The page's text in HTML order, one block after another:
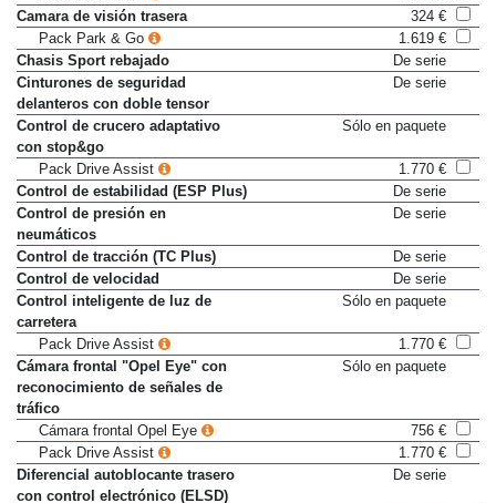
Pack Park & Go
1.619 €
Camara de visión trasera
324 €
Pack Park & Go
1.619 €
Chasis Sport rebajado
De serie
Cinturones de seguridad
delanteros con doble tensor
Control de crucero adaptativo
con stop&go
Pack Drive Assist
1.770 €
Control de estabilidad (ESP Plus)
De serie
Control de presión en
neumáticos
Control de tracción (TC Plus)
De serie
Control de velocidad
De serie
Control inteligente de luz de
carretera
Pack Drive Assist
1.770 €
Cámara frontal "Opel Eye" con
reconocimiento de señales de
tráfico
Cámara frontal Opel Eye
756 €
Pack Drive Assist
1.770 €
Diferencial autoblocante trasero